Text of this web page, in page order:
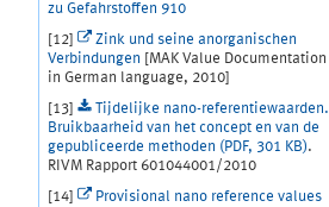
zu Gefahrstoffen 910
[12]
Zink und seine anorganischen
Verbindungen [MAK Value Documentation
in German language, 2010]
[13]
Tijdelijke nano-referentiewaarden.
Bruikbaarheid van het concept en van de
gepubliceerde methoden (PDF, 301 KB).
RIVM Rapport 601044001/2010
[14]
Provisional nano reference values